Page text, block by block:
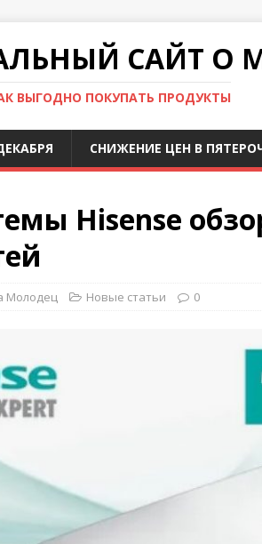
САЙТ О
ВЫГОДНО ПОКУПАТЬ ПРОДУКТЫ
СНИЖЕНИЕ ЦЕН В
Hisense
Молодец Новые статьи 0